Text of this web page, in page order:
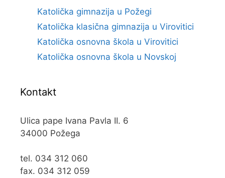
Katolička gimnazija u Požegi
Katolička klasična gimnazija u Virovitici
Katolička osnovna škola u Virovitici
Katolička osnovna škola u Novskoj
Kontakt
Ulica pape Ivana Pavla II. 6
34000 Požega
tel. 034 312 060
fax. 034 312 059